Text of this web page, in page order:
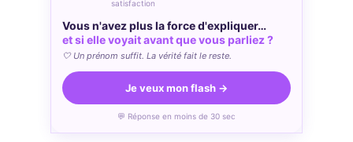
satisfaction
Vous n'avez plus la force d'expliquer…
et si elle voyait avant que vous parliez ?
🤍 Un prénom suffit. La vérité fait le reste.
Je veux mon flash →
💬 Réponse en moins de 30 sec